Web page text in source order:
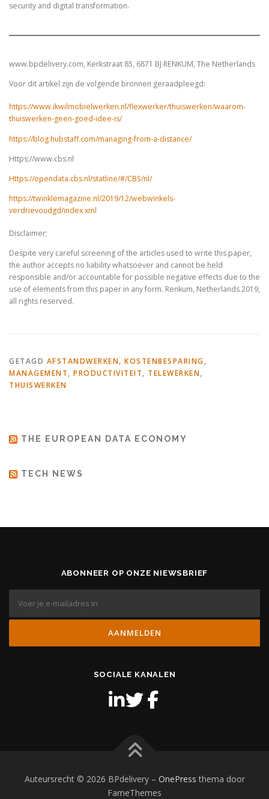
security and digital transformation.
www.bpdelivery.com, Kerkstraat 85, 6871 BJ RENKUM, The Netherlands
Voor dit artikel zijn de volgende bronnen geraadpleegd:
https://www.ikwilmobielwerken.nl/flexwerker/thuiswerken/waarom-
thuiswerken-geen-goed-idee-is/
https://blog.hubstaff.com/managing-from-a-distance/
Https;//www.cbs.nl
Https://opendata.cbs.nl/statline/#/CBS/nl/
https://twinklemagazine.nl/2019/12/webwinkels-
verdrievoudgd/index.xml
Disclaimer;
Despite very careful screening of the articles used to write this paper,
the author accepts no liability whatsoever and cannot be held
responsible and/or accountable for possible negative effects due to the
use of elements from this paper in any form. Renkum, Netherlands 2019,
all rights reserved.
GETAGD AFSTANDWERKEN, KOSTENBESPARING,
MANAGEMENT, PRODUCTIVITEIT, TELEWERKEN,
THUISWERKEN
THE EUROPEAN DATA ECONOMY
TECH NEWS
ABONNEER OP ONZE NIEWSBRIEF
SOCIALE KANALEN
Auteursrecht © 2026 BPdelivery – OnePress thema door
FameThemes